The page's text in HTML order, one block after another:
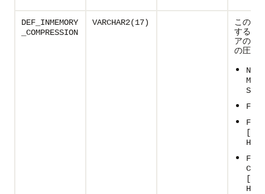
DEF_INMEMORY
_COMPRESSION
VARCHAR2(17)
この表
するIM
アのデ
の圧縮
NO
SS
FOR
FOR
[
FOR
[